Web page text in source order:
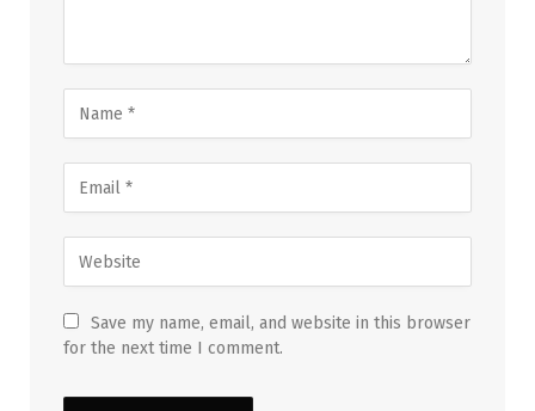
Save my name, email, and website in this browser
for the next time I comment.